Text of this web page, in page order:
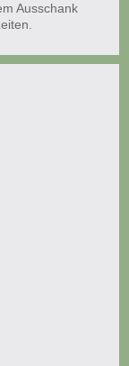
Ausschank